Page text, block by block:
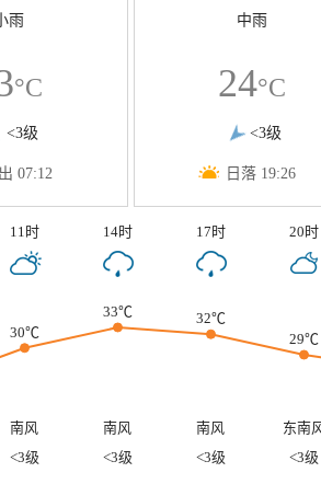
雨
°C
<3级
07:12
中雨
24°C
<3级
日落 19:26
11时 14时 17时 20时
30℃
33℃
32℃
29℃
南风 南风 南风
东南
<3级 <3级 <3级 <3级